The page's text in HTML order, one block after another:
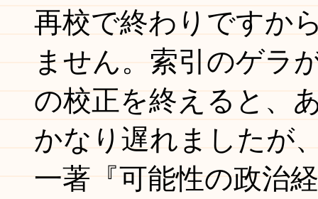
再校で終わりですか
ません。索引のゲラ
の校正を終えると、
かなり遅れましたが
一著『可能性の政治